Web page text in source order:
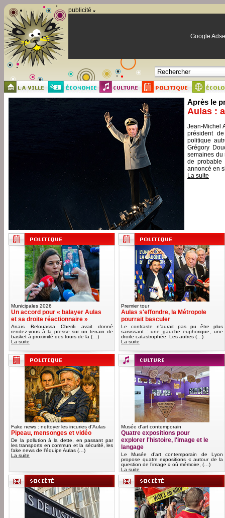
publicité
Google
Après le
Aulas :
Jean-Michel
président
politique
Grégory
semaines du
de probable
annoncé en
La suite
Municipales 2026
Un accord pour « balayer Aulas
et sa droite réactionnaire »
Anaïs Belouassa Cherifi avait donné
rendez-vous à la presse sur un terrain de
basket à proximité des tours de la (…)
La suite
Premier tour
Aulas s'effondre, la Métropole
pourrait basculer
Le contraste n’aurait pas pu être plus
saisissant : une gauche euphorique, une
droite catastrophée. Les autres (…)
La suite
Fake news : nettoyer les incuries d'Aulas
Pipeau, mensonges et vidéo
De la pollution à la dette, en passant par
les transports en commun et la sécurité, les
fake news de l’équipe Aulas (…)
La suite
Musée d'art contemporain
Quatre expositions pour
explorer l'histoire, l'image et le
langage
Le Musée d’art contemporain de Lyon
propose quatre expositions « autour de la
question de l’image » où mémoire, (…)
La suite
Panneau de gestion des cookies